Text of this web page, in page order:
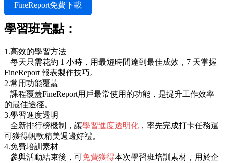
FineReport免費下載
學習班亮點：
1.高效的學習方法
每天只需花約 1 小時，用最短時間達到最佳成效，7 天掌握
FineReport 報表製作技巧。
2.常用功能覆蓋
課程覆蓋FineReport用戶最常使用的功能，是提升工作效率
的最佳途徑。
3.學習進度透明
全新排行榜機制，讓學習進度透明化 ，率先完成打卡任務還
可獲得帆軟精美週邊好禮。
4.免費培訓素材
參與活動結束後，可免費獲得本次學習班培訓素材，用於企